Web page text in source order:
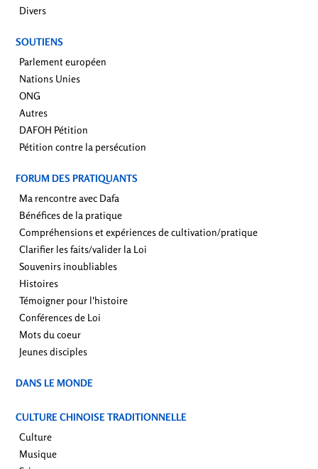
Divers
SOUTIENS
Parlement européen
Nations Unies
ONG
Autres
DAFOH Pétition
Pétition contre la persécution
FORUM DES PRATIQUANTS
Ma rencontre avec Dafa
Bénéfices de la pratique
Compréhensions et expériences de cultivation/pratique
Clarifier les faits/valider la Loi
Souvenirs inoubliables
Histoires
Témoigner pour l'histoire
Conférences de Loi
Mots du coeur
Jeunes disciples
DANS LE MONDE
CULTURE CHINOISE TRADITIONNELLE
Culture
Musique